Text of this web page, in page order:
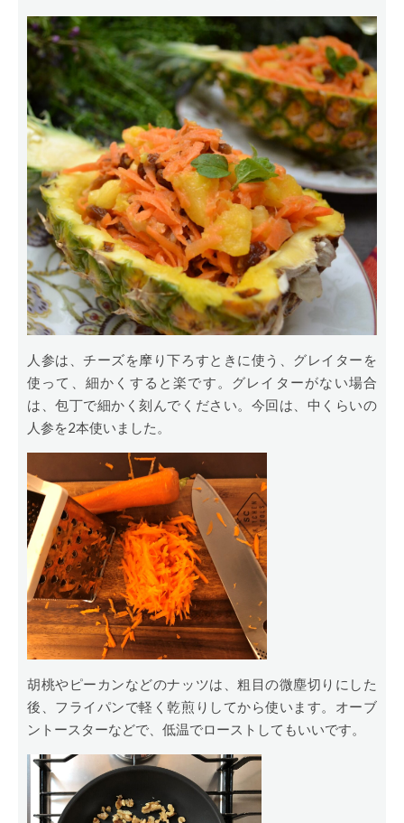
人参は、チーズを摩り下ろすときに使う、グレイターを
使って、細かくすると楽です。グレイターがない場合
は、包丁で細かく刻んでください。今回は、中くらいの
人参を2本使いました。
胡桃やピーカンなどのナッツは、粗目の微塵切りにした
後、フライパンで軽く乾煎りしてから使います。オーブ
ントースターなどで、低温でローストしてもいいです。